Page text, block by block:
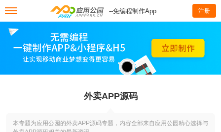
--免编程制作App 注册
外卖APP源码
本专题为应用公园的外卖APP源码专题，内容全部来自应用公园精心选择与